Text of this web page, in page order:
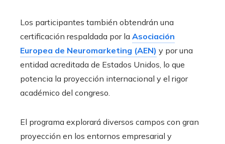
Los participantes también obtendrán una
certificación respaldada por la Asociación
Europea de Neuromarketing (AEN) y por una
entidad acreditada de Estados Unidos, lo que
potencia la proyección internacional y el rigor
académico del congreso.
El programa explorará diversos campos con gran
proyección en los entornos empresarial y